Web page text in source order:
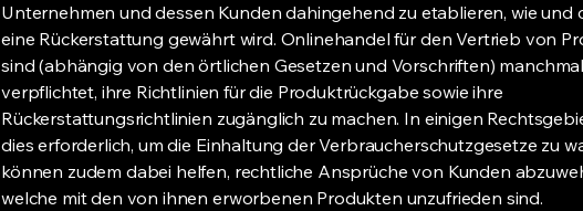
Unternehmen und dessen Kunden dahingehend zu etablieren, wie und
eine Rückerstattung gewährt wird. Onlinehandel für den Vertrieb von
sind (abhängig von den örtlichen Gesetzen und Vorschriften) manchmal
verpflichtet, ihre Richtlinien für die Produktrückgabe sowie ihre
Rückerstattungsrichtlinien zugänglich zu machen. In einigen
dies erforderlich, um die Einhaltung der Verbraucherschutzgesetze zu
können zudem dabei helfen, rechtliche Ansprüche von Kunden
welche mit den von ihnen erworbenen Produkten unzufrieden sind.